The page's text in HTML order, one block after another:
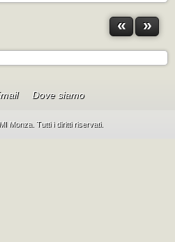
« »
Dove siamo
Monza. Tutti i diritti riservati.